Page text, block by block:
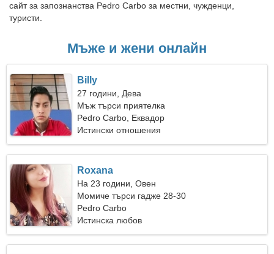
сайт за запознанства Pedro Carbo за местни, чужденци,
туристи.
Мъже и жени онлайн
Billy
27 години, Дева
Мъж търси приятелка
Pedro Carbo, Еквадор
Истински отношения
Roxana
На 23 години, Овен
Момиче търси гадже 28-30
Pedro Carbo
Истинска любов